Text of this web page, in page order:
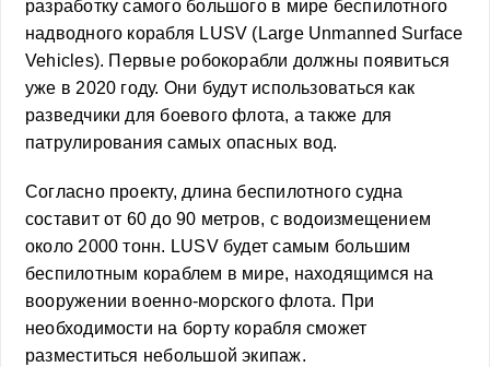
разработку самого большого в мире беспилотного
надводного корабля LUSV (Large Unmanned Surface
Vehicles). Первые робокорабли должны появиться
уже в 2020 году. Они будут использоваться как
разведчики для боевого флота, а также для
патрулирования самых опасных вод.
Согласно проекту, длина беспилотного судна
составит от 60 до 90 метров, с водоизмещением
около 2000 тонн. LUSV будет самым большим
беспилотным кораблем в мире, находящимся на
вооружении военно-морского флота. При
необходимости на борту корабля сможет
разместиться небольшой экипаж.